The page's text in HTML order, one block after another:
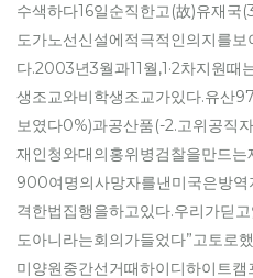
수색하다16일순직한고(故)유재국
도가노선신설에적극적인의지를
다.2003년3월과11월,1·2차지원
생조교와비학생조교가있다.유산
보였다0%)과공산품(-2.고위공직
재인청와대의홍위병검찰을만드
900여명의사망자를낸미국은방
격한법집행을하고있다.우리가딛
도아니라는회의가들었다”고토로
미양원중간선거때하이디하이트